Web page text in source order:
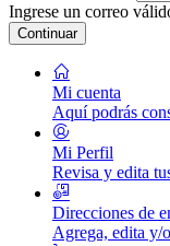
Ingrese un correo
Continuar
Mi cuenta
Aquí podrás
Mi Perfil
Revisa y edita
Direcciones de
Agrega, edita y/